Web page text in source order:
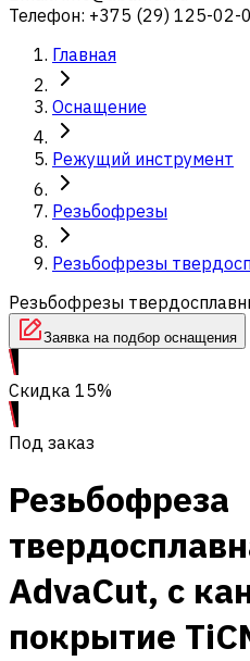
Телефон: +375 (29) 125-02-
Главная
Оснащение
Режущий инструмент
Резьбофрезы
Резьбофрезы
Резьбофрезы
Заявка на подбор оснащения
Скидка 15%
Под заказ
Резьбофреза
AdvaCut, с
покрытие